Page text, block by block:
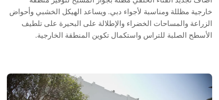
خارجية مظللة ومناسبة لأجواء دبي. ويساعد الهيكل الخشبي وأحواض
الزراعة والمساحات الخضراء والإطلالة على البحيرة على تلطيف
الأسطح الصلبة للتراس واستكمال تكوين المنطقة الخارجية.